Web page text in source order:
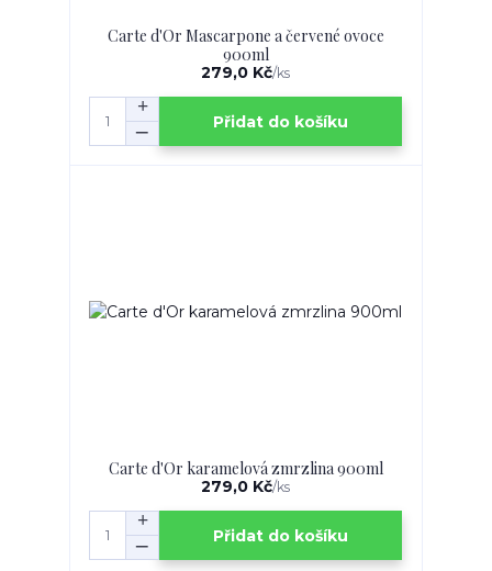
Carte d'Or Mascarpone a červené ovoce
900ml
279,0 Kč/ks
Přidat do košíku
Carte d'Or karamelová zmrzlina 900ml
279,0 Kč/ks
Přidat do košíku